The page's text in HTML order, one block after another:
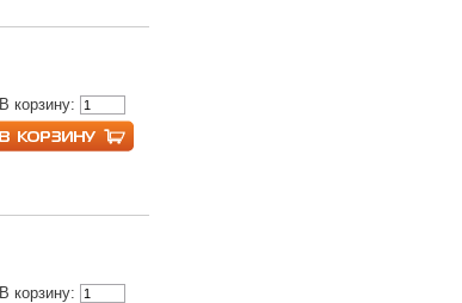
В корзину:
В корзину: